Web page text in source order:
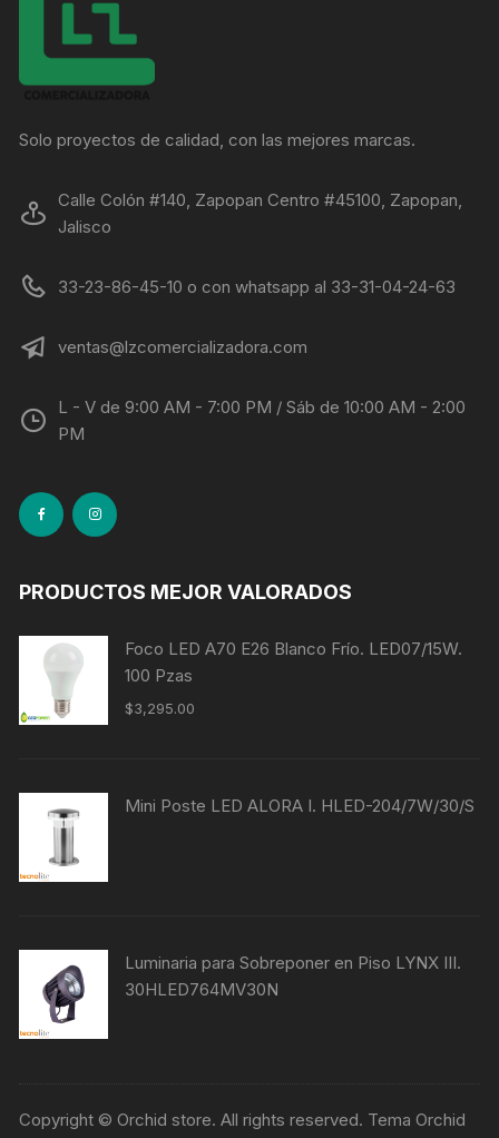
Solo proyectos de calidad, con las mejores marcas.
Calle Colón #140, Zapopan Centro #45100, Zapopan,
Jalisco
33-23-86-45-10 o con whatsapp al 33-31-04-24-63
ventas@lzcomercializadora.com
L - V de 9:00 AM - 7:00 PM / Sáb de 10:00 AM - 2:00
PM
PRODUCTOS MEJOR VALORADOS
Foco LED A70 E26 Blanco Frío. LED07/15W.
100 Pzas
$3,295.00
Mini Poste LED ALORA I. HLED-204/7W/30/S
Luminaria para Sobreponer en Piso LYNX III.
30HLED764MV30N
Copyright © Orchid store. All rights reserved. Tema Orchid